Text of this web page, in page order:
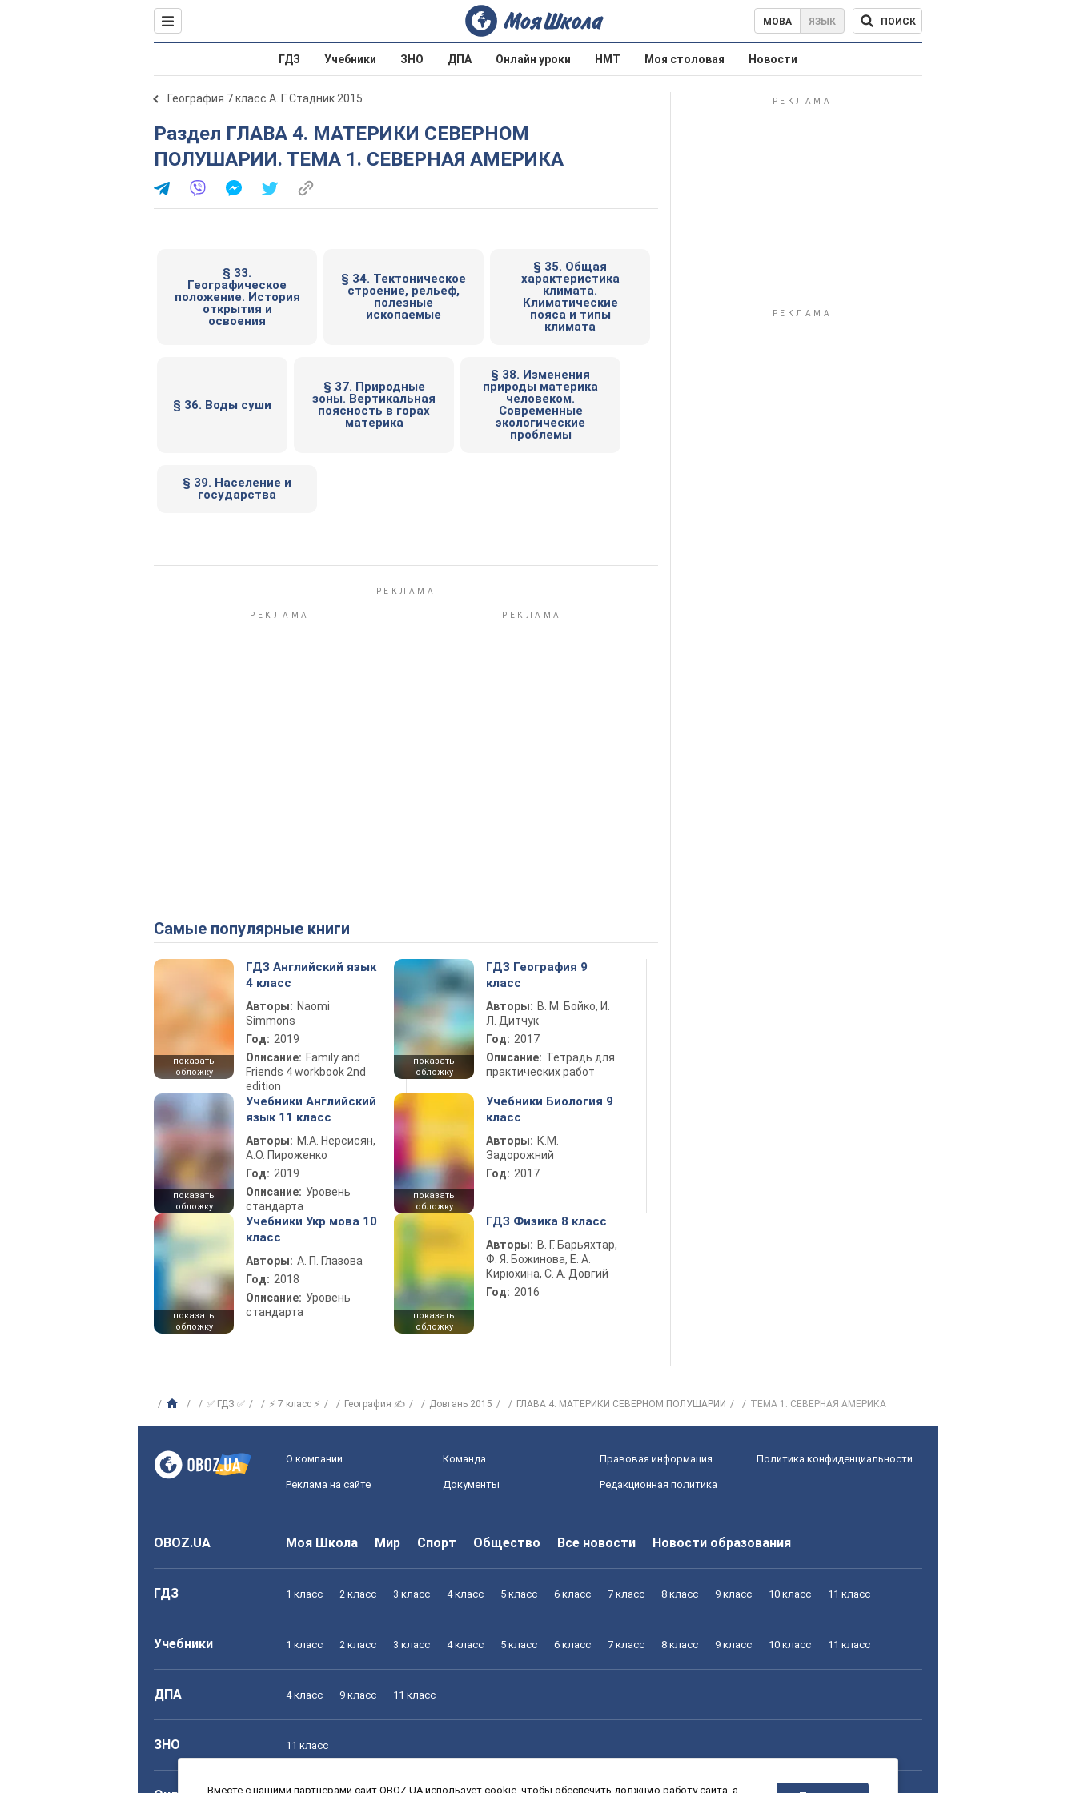
МОВА ЯЗЫК ПОИСК
ГДЗ Учебники ЗНО ДПА Онлайн уроки НМТ Моя столовая Новости
География 7 класс А. Г. Стадник 2015
Раздел ГЛАВА 4. МАТЕРИКИ СЕВЕРНОМ
ПОЛУШАРИИ. ТЕМА 1. СЕВЕРНАЯ АМЕРИКА
§ 33.
Географическое
положение. История
открытия и
освоения
§ 34. Тектоническое
строение, рельеф,
полезные
ископаемые
§ 35. Общая
характеристика
климата.
Климатические
пояса и типы
климата
§ 36. Воды суши
§ 37. Природные
зоны. Вертикальная
поясность в горах
материка
§ 38. Изменения
природы материка
человеком.
Современные
экологические
проблемы
§ 39. Население и
государства
Самые популярные книги
показать
обложку
ГДЗ Английский язык
4 класс
Авторы: Naomi
Simmons
Год: 2019
Описание: Family and
Friends 4 workbook 2nd
edition
показать
обложку
ГДЗ География 9
класс
Авторы: В. М. Бойко, И.
Л. Дитчук
Год: 2017
Описание: Тетрадь для
практических работ
показать
обложку
Учебники Английский
язык 11 класс
Авторы: М.А. Нерсисян,
А.О. Пироженко
Год: 2019
Описание: Уровень
стандарта
показать
обложку
Учебники Биология 9
класс
Авторы: К.М.
Задорожний
Год: 2017
показать
обложку
Учебники Укр мова 10
класс
Авторы: А. П. Глазова
Год: 2018
Описание: Уровень
стандарта
показать
обложку
ГДЗ Физика 8 класс
Авторы: В. Г. Барьяхтар,
Ф. Я. Божинова, Е. А.
Кирюхина, С. А. Довгий
Год: 2016
✅ ГДЗ ✅ ⚡ 7 класс ⚡ География ✍ Довгань 2015 ГЛАВА 4. МАТЕРИКИ СЕВЕРНОМ ПОЛУШАРИИ ТЕМА 1. СЕВЕРНАЯ АМЕРИКА
О компании Команда Правовая информация Политика конфиденциальности
Реклама на сайте Документы Редакционная политика
OBOZ.UA Моя Школа Мир Спорт Общество Все новости Новости образования
ГДЗ 1 класс 2 класс 3 класс 4 класс 5 класс 6 класс 7 класс 8 класс 9 класс 10 класс 11 класс
Учебники 1 класс 2 класс 3 класс 4 класс 5 класс 6 класс 7 класс 8 класс 9 класс 10 класс 11 класс
ДПА 4 класс 9 класс 11 класс
ЗНО 11 класс
Вместе с нашими партнерами сайт OBOZ.UA использует cookie, чтобы обеспечить должную работу сайта, а